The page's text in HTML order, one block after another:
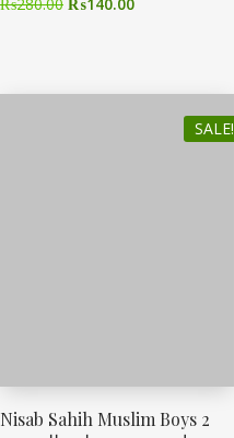
₨280.00 ₨140.00
SALE!
Nisab Sahih Muslim Boys 2